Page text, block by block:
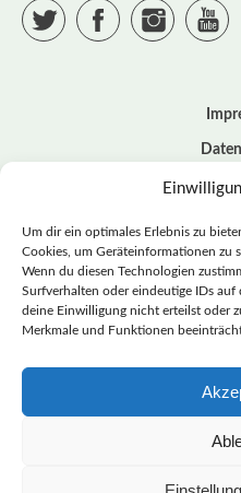
Um dir ein optimales Erlebnis zu
Cookies, um Geräteinformationen zu
Wenn du diesen Technologien
Surfverhalten oder eindeutige IDs auf
deine Einwilligung nicht erteilst oder
Merkmale und Funktionen
Twitter Facebook Instagram
Cookie –
©